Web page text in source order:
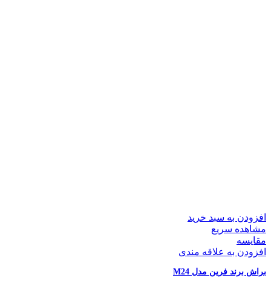
افزودن به سبد خرید
مشاهده سریع
مقایسه
افزودن به علاقه مندی
براش برند فرین مدل M24